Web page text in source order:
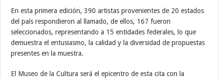
En esta primera edición, 390 artistas provenientes de 20 estados
del país respondieron al llamado, de ellos, 167 fueron
seleccionados, representando a 15 entidades federales, lo que
demuestra el entusiasmo, la calidad y la diversidad de propuestas
presentes en la muestra.
El Museo de la Cultura será el epicentro de esta cita con la